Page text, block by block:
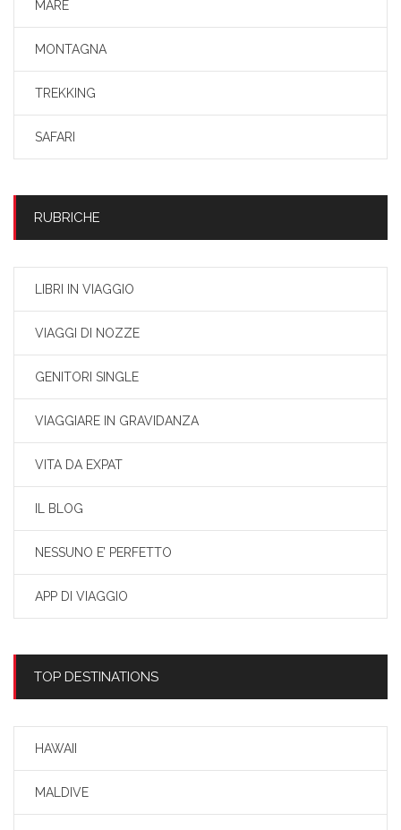
MARE
MONTAGNA
TREKKING
SAFARI
RUBRICHE
LIBRI IN VIAGGIO
VIAGGI DI NOZZE
GENITORI SINGLE
VIAGGIARE IN GRAVIDANZA
VITA DA EXPAT
IL BLOG
NESSUNO E’ PERFETTO
APP DI VIAGGIO
TOP DESTINATIONS
HAWAII
MALDIVE